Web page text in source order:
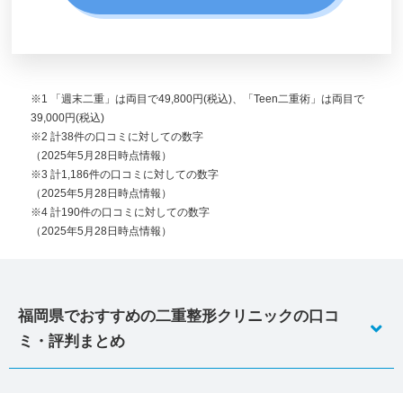
※1 「週末二重」は両目で49,800円(税込)、「Teen二重術」は両目で
39,000円(税込)
※2 計38件の口コミに対しての数字
（2025年5月28日時点情報）
※3 計1,186件の口コミに対しての数字
（2025年5月28日時点情報）
※4 計190件の口コミに対しての数字
（2025年5月28日時点情報）
福岡県でおすすめの二重整形クリニックの口コ
ミ・評判まとめ